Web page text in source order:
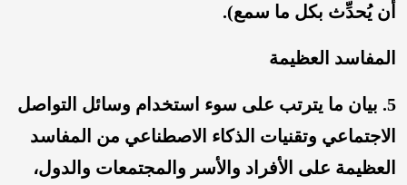
أن يُحدِّث بكل ما سمع).
المفاسد العظيمة
5. بيان ما يترتب على سوء استخدام وسائل التواصل
الاجتماعي وتقنيات الذكاء الاصطناعي من المفاسد
العظيمة على الأفراد والأسر والمجتمعات والدول،